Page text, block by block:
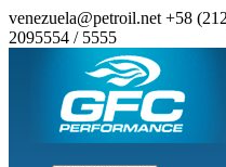
venezuela@petroil.net +58
2095554 / 5555